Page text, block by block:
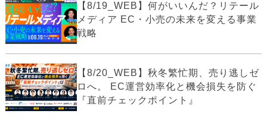
【8/19_WEB】何がいいんだ？リテール
メディア EC・小売の未来を変える事業
戦略
【8/20_WEB】秋冬繁忙期、売り逃しゼ
ロへ。 EC運営効率化と機会損失を防ぐ
『直前チェックポイント』